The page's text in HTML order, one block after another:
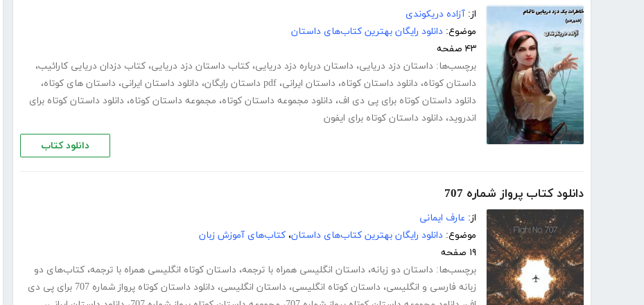
از: آزاده دریکوندی
موضوع: دانلود رایگان بهترین کتاب‌های داستان
۴۳ صفحه
برچسب‌ها: داستان دزد دریایی، داستان درباره دزد دریایی، کتاب داستان دزد دریایی، کتاب دزدان دریایی کارائیب،
داستان کوتاه، دانلود داستان کوتاه، داستان ایرانی، pdf داستان رایگان ، دانلود داستان ایرانی، داستان های کوتاه،
دانلود داستان کوتاه برای پی دی اف، دانلود مجموعه داستان کوتاه، مجموعه داستان کوتاه، دانلود داستان کوتاه برای
اندروید، دانلود داستان کوتاه برای ایفون
دانلود کتاب
دانلود کتاب پرواز شماره 707
از: عارف ایمانی
موضوع: دانلود رایگان بهترین کتاب‌های داستان، کتاب‌های آموزش زبان
۱۹ صفحه
برچسب‌ها: داستان دو زبانه، داستان انگلیسی همراه با ترجمه، داستان کوتاه انگلیسی همراه با ترجمه، کتاب‌های دو
زبانه فارسی و انگلیسی، داستان کوتاه انگلیسی، داستان انگلیسی،
دانلود داستان کوتاه پرواز شماره 707 برای پی دی